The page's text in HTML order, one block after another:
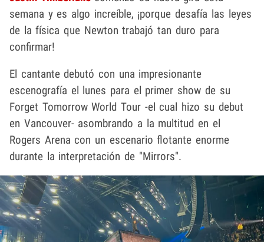
semana y es algo increíble, ¡porque desafía las leyes
de la física que Newton trabajó tan duro para
confirmar!
El cantante debutó con una impresionante
escenografía el lunes para el primer show de su
Forget Tomorrow World Tour -el cual hizo su debut
en Vancouver- asombrando a la multitud en el
Rogers Arena con un escenario flotante enorme
durante la interpretación de "Mirrors".